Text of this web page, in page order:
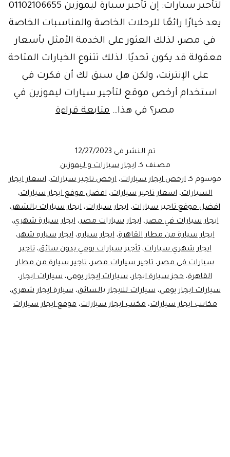
لتأجير سيارات: إن تأجير سيارة ليموزين 01102106655
يعد خيارًا رائعًا للرحلات الخاصة والمناسبات الخاصة
في مصر، لذلك العثور على الخدمة الأمثل بأسعار
معقولة قد يكون تحديًا. لذلك تتنوع الخيارات المتاحة
على الإنترنت، ولكن هل سبق لك أن فكرت في
استخدام أرخص موقع لتأجير سيارات ليموزين في
مصر؟ في هذا… متابعة قراءة
مصر
تم النشر في 12/27/2023
مصنف كـايجار سيارات و ليموزين
موسوم كـ ارخص ايجار سيارات، ارخص تاجير سيارات، اسعار ايجار
السيارات،اسعار تاجير سيارات،افضل موقع ايجار سيارات،
افضل موقع تاجير سيارات، ايجار سيارات، ايجار سيارات بالشهر،
ايجار سيارات في مصر،ايجار سيارات مصر،ايجار سيارة شهري،
ايجار سيارة من مطار القاهرة،ايجار سياره،ايجار سياره شهر،
ايجار شهري سيارات،تأجير سيارات يومي بدون سائق،تاجير
سيارات فى مصر، تاجير سيارات مصر، تاجير سيارة من مطار
القاهرة، حجز سيارة ايجار، سيارات إيجار يومي، سيارات ايجار،
سيارات ايجار يومي،سيارات للايجار بالسائق،سيارة ايجار شهري،
مكاتب ايجار سيارات، مكتب ايجار سيارات، موقع ايجار سيارات